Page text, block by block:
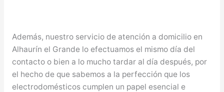
Además, nuestro servicio de atención a domicilio en
Alhaurín el Grande lo efectuamos el mismo día del
contacto o bien a lo mucho tardar al día después, por
el hecho de que sabemos a la perfección que los
electrodomésticos cumplen un papel esencial e